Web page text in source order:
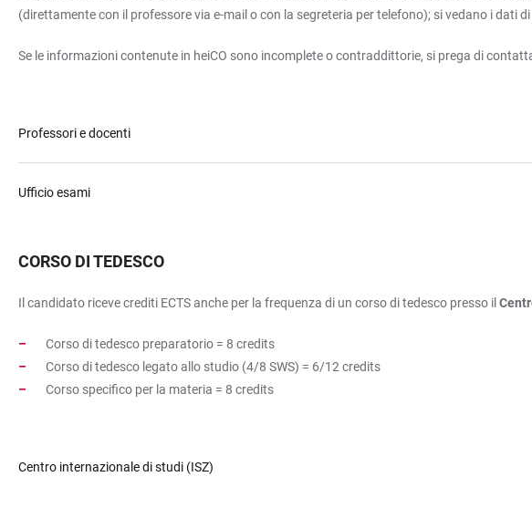
(direttamente con il professore via e-mail o con la segreteria per telefono); si vedano i dati
Se le informazioni contenute in heiCO sono incomplete o contraddittorie, si prega di
Professori e docenti
Ufficio esami
CORSO DI TEDESCO
Il candidato riceve crediti ECTS anche per la frequenza di un corso di tedesco presso il
Corso di tedesco preparatorio = 8 credits
Corso di tedesco legato allo studio (4/8 SWS) = 6/12 credits
Corso specifico per la materia = 8 credits
Centro internazionale di studi (ISZ)